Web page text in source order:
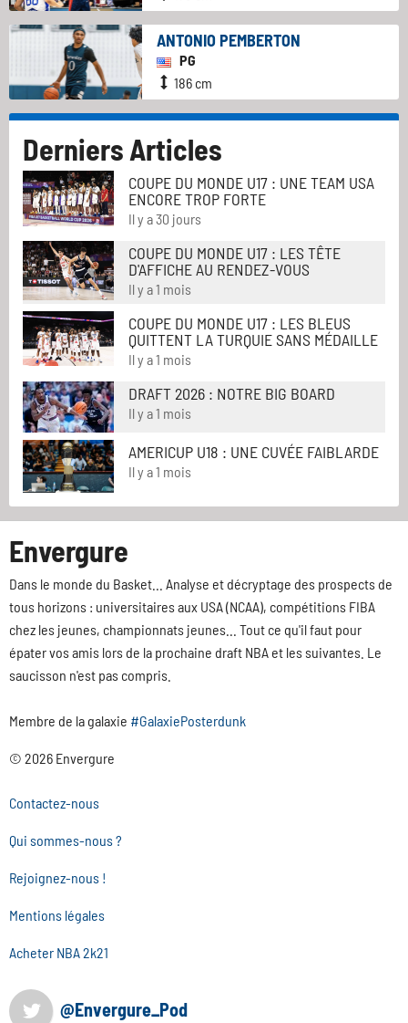
ANTONIO PEMBERTON
PG
186 cm
Derniers Articles
COUPE DU MONDE U17 : UNE TEAM USA
ENCORE TROP FORTE
Il y a 30 jours
COUPE DU MONDE U17 : LES TÊTE
D'AFFICHE AU RENDEZ-VOUS
Il y a 1 mois
COUPE DU MONDE U17 : LES BLEUS
QUITTENT LA TURQUIE SANS MÉDAILLE
Il y a 1 mois
DRAFT 2026 : NOTRE BIG BOARD
Il y a 1 mois
AMERICUP U18 : UNE CUVÉE FAIBLARDE
Il y a 1 mois
Envergure
Dans le monde du Basket... Analyse et décryptage des prospects de
tous horizons : universitaires aux USA (NCAA), compétitions FIBA
chez les jeunes, championnats jeunes... Tout ce qu'il faut pour
épater vos amis lors de la prochaine draft NBA et les suivantes. Le
saucisson n'est pas compris.
Membre de la galaxie #GalaxiePosterdunk
© 2026 Envergure
Contactez-nous
Qui sommes-nous ?
Rejoignez-nous !
Mentions légales
Acheter NBA 2k21
@Envergure_Pod